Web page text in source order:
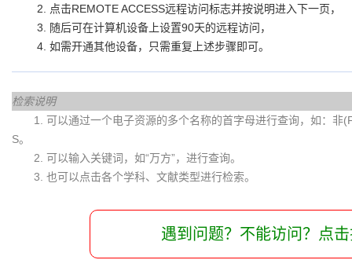
2. 点击REMOTE ACCESS远程访问标志并按说明进入下一页，
3. 随后可在计算机设备上设置90天的远程访问，
4. 如需开通其他设备，只需重复上述步骤即可。
检索说明
1. 可以通过一个电子资源的多个名称的首字母进行查询，如：
S。
2. 可以输入关键词，如“万方”，进行查询。
3. 也可以点击各个学科、文献类型进行检索。
遇到问题？不能访问？点